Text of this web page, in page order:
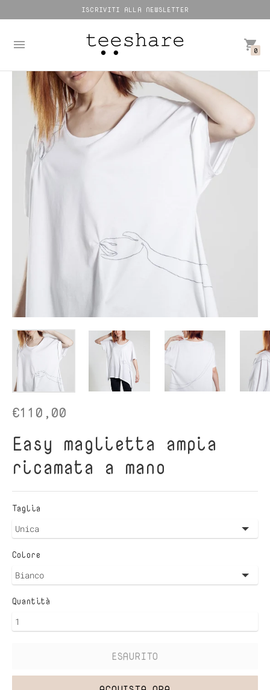
ISCRIVITI ALLA NEWSLETTER
0
€110,00
Easy maglietta ampia
ricamata a mano
Taglia
Colore
Quantità
ESAURITO